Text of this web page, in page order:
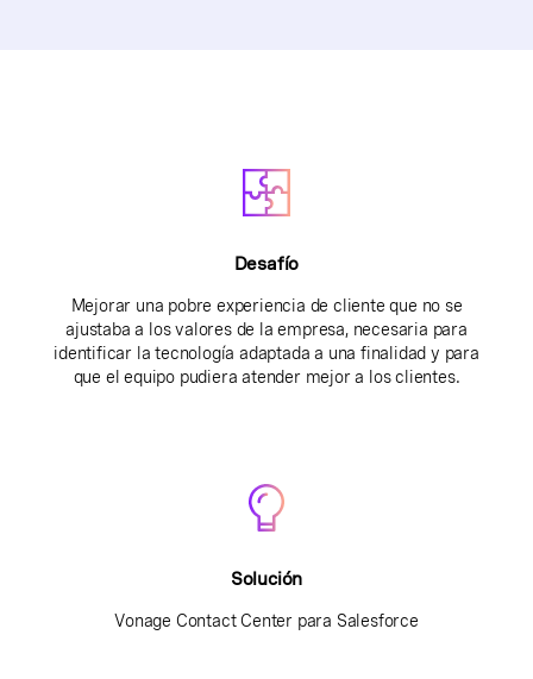
Desafío
Mejorar una pobre experiencia de cliente que no se
ajustaba a los valores de la empresa, necesaria para
identificar la tecnología adaptada a una finalidad y para
que el equipo pudiera atender mejor a los clientes.
Solución
Vonage Contact Center para Salesforce